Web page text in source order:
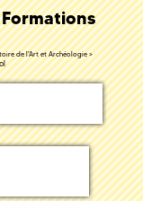
de l'Art et Archéologie